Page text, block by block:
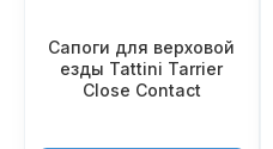
Сапоги для верховой
езды Tattini Tarrier
Close Contact